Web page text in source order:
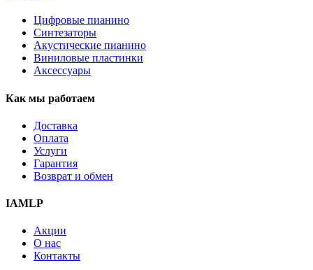
Цифровые пианино
Синтезаторы
Акустические пианино
Виниловые пластинки
Аксессуары
Как мы работаем
Доставка
Оплата
Услуги
Гарантия
Возврат и обмен
IAMLP
Акции
О нас
Контакты